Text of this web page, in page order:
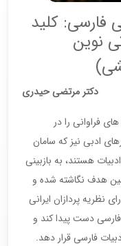
فارسی: کلید
نوین
دکتر مرتضی حیدری
فراوانی را در
ادبی نیز که سامان
هستند، به بازبینی
هدف نگاشته شده و
نظریه پردازان ایرانی
فارسی دست پیدا کند و
فارسی قرار دهد.